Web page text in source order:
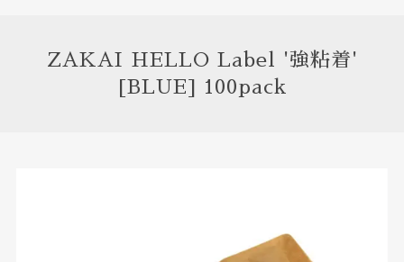
ZAKAI HELLO Label '強粘着'
[BLUE] 100pack